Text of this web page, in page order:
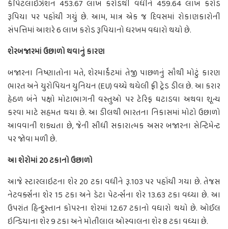
કેપિટલાઇઝેશન 453.67 લાખ કરોડથી વધીને 459.64 લાખ કરોડ
રૂપિયા પર પહોંચી ગયું છે. આમ, માત્ર એક જ દિવસમાં રોકાણકારોની
સંપત્તિમાં આશરે 6 લાખ કરોડ રૂપિયાનો ધરખમ વધારો થયો છે.
શેરબજારમાં ઉછાળો થવાનું કારણ
બજારના નિષ્ણાતોના મતે, શેરમાર્કેટમાં તેજી પાછળનું સૌથી મોટું કારણ
ભારત અને યુરોપિયન યુનિયન (EU) વચ્ચે થયેલી ફ્રી ટ્રેડ ડીલ છે. આ કરાર
હેઠળ બંને પક્ષો મોટાભાગની વસ્તુઓ પર ટેરિફ ઘટાડવા અથવા શૂન્ય
કરવા માટે સહમત થયા છે. આ ડીલથી ભારતના નિકાસમાં મોટો ઉછાળો
આવવાની શક્યતા છે, જેની સીધી સકારાત્મક અસર બજારના સેન્ટિમેન્ટ
પર જોવા મળી છે.
આ શેરોમાં 20 ટકાનો ઉછાળો
આજે સ્ટારલાઇટના શેર 20 ટકા વધીને રૂ.103 પર પહોંચી ગયા છે. તેજસ
નેટવર્ક્સના શેર 15 ટકા અને ડેટા પેટર્ન્સના શેર 13.63 ટકા વધ્યા છે. આ
ઉપરાંત હિન્દુસ્તાન કોપરના શેરમાં 12.67 ટકાનો વધારો થયો છે. ઓઈલ
ઇન્ડિયાના શેર 9 ટકા અને મોતીલાલ ઓસ્વાલના શેર 8 ટકા વધ્યા છે.